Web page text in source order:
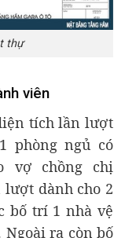
thự
viên
tích lần lượt
phòng ngủ có
vợ chồng chị
dành cho 2
bố trí 1 nhà vệ
ra còn bố